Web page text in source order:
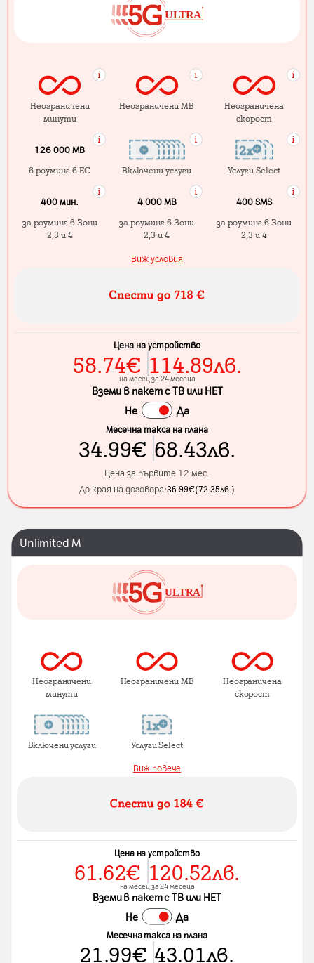
Неограничени
минути
Неограничени MB
Неограничена
скорост
126 000 MB
в роуминг в ЕС
Включени услуги Услуги Select
400 мин.
за роуминг в Зони
2,3 и 4
4 000 МB
за роуминг в Зони
2,3 и 4
400 SMS
за роуминг в Зони
2,3 и 4
Виж условия
Цена на устройство
58.74€ 114.89лв.
на месец за 24 месеца
Вземи в пакет с ТВ или НЕТ
Не
Да
Месечна такса на плана
34.99€ 68.43лв.
Цена за първите 12 мес.
До края на договора:36.99€(72.35лв. )
Unlimited M
Неограничени
минути
Неограничени MB Неограничена
скорост
Включени услуги Услуги Select
Виж повече
Цена на устройство
61.62€ 120.52лв.
на месец за 24 месеца
Вземи в пакет с ТВ или НЕТ
Не Да
Месечна такса на плана
21.99€ 43.01лв.